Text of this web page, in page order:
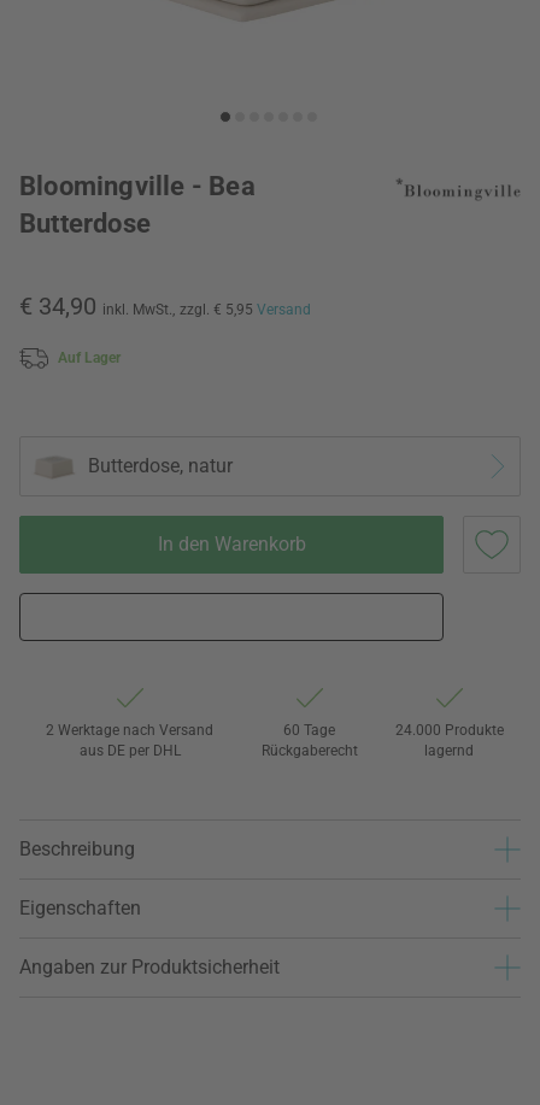
Bloomingville - Bea
Butterdose
€ 34,90 inkl. MwSt., zzgl. € 5,95 Versand
Auf Lager
Butterdose, natur
In den Warenkorb
2 Werktage nach Versand
aus DE per DHL
60 Tage
Rückgaberecht
24.000 Produkte
lagernd
Beschreibung
Eigenschaften
Angaben zur Produktsicherheit